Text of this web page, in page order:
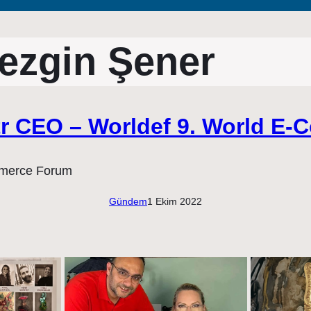
Şener
CEO – Worldef 9. World E-
Gündem1 Ekim 2022